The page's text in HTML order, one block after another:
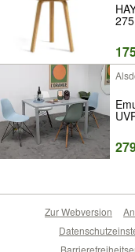
275
Zur Webversion